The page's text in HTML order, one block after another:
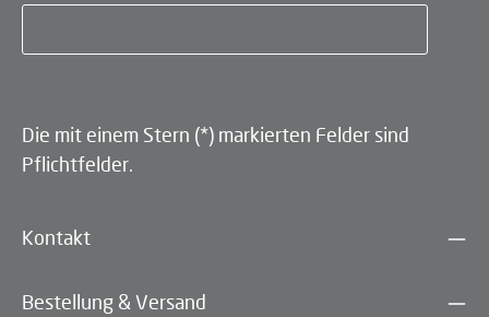
Die mit einem Stern (*) markierten Felder sind
Pflichtfelder.
Kontakt
Bestellung & Versand